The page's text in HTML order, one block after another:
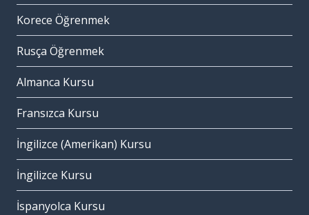
Korece Öğrenmek
Rusça Öğrenmek
Almanca Kursu
Fransızca Kursu
İngilizce (Amerikan) Kursu
İngilizce Kursu
İspanyolca Kursu